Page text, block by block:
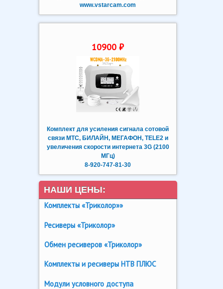
www.vstarcam.com
10900 ₽
Комплект для усиления сигнала сотовой
связи МТС, БИЛАЙН, МЕГАФОН, TELE2 и
увеличения скорости интернета 3G (2100
МГц)
8-920-747-81-30
НАШИ ЦЕНЫ:
Комплекты «Триколор»»
Ресиверы «Триколор»
Обмен ресиверов «Триколор»
Комплекты и ресиверы НТВ ПЛЮС
Модули условного доступа